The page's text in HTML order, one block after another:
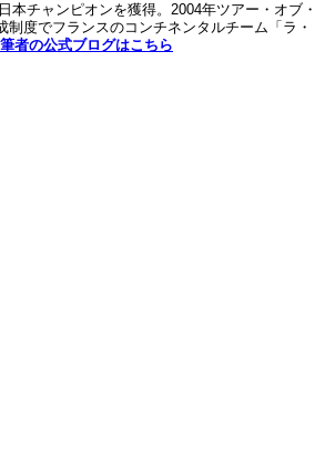
チャンピオンを獲得。2004年ツアー・オブ・
度でフランスのコンチネンタルチーム「ラ・
筆者の公式ブログはこちら